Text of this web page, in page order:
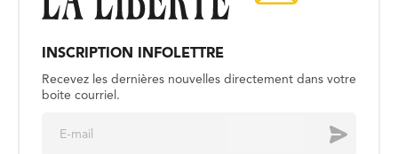
INSCRIPTION INFOLETTRE
Recevez les dernières nouvelles directement dans votre
boite courriel.
Envoyer